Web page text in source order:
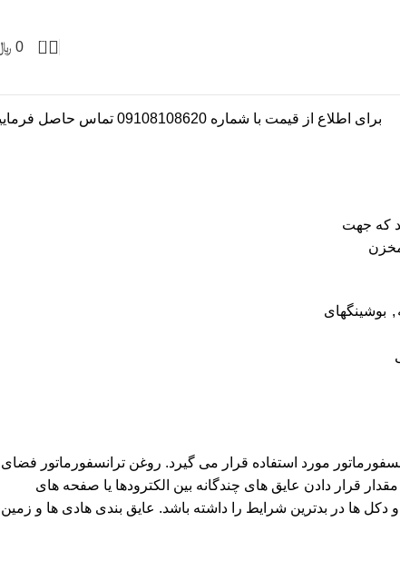
0
0
برای اطلاع از قیمت با شماره 09108108620 تماس حاصل فرمایید
که جهت
, بوشینگهای
مورد استفاده قرار می گیرد. روغن ترانسفورماتور فضای
قرار دادن عایق های چندگانه بین الکترودها یا صفحه های
ها در بدترین شرایط را داشته باشد. عایق بندی هادی ها و زمین